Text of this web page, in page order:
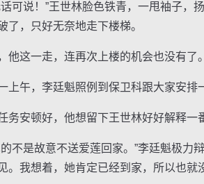
说！”王世林脸色铁青，一甩袖子，
了，只好无奈地走下楼梯。
这一走，连再次上楼的机会也没有了。
午，李廷魁照例到保卫科跟大家安排
安顿好，他想留下王世林好好解释一
是故意不送爱莲回家。”李廷魁极力
。我想着，她肯定已经到家，所以也